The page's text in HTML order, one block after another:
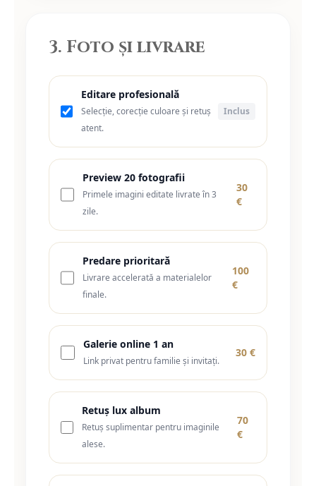
3. Foto și livrare
Editare profesională
Selecție, corecție culoare și retuș
atent.
Inclus
Preview 20 fotografii
Primele imagini editate livrate în 3
zile.
30
€
Predare prioritară
Livrare accelerată a materialelor
finale.
100
€
Galerie online 1 an
Link privat pentru familie și invitați.
30 €
Retuș lux album
Retuș suplimentar pentru imaginile
alese.
70
€